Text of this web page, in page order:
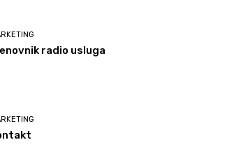
radio usluga